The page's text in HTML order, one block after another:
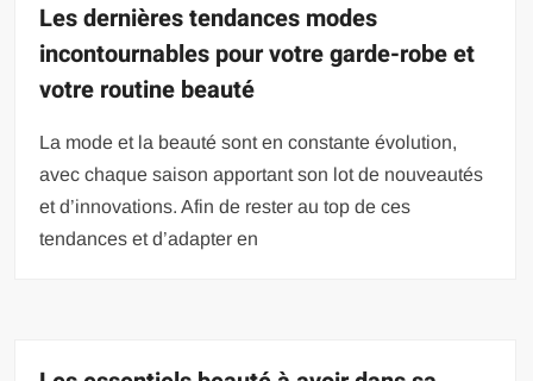
Les dernières tendances modes
incontournables pour votre garde-robe et
votre routine beauté
La mode et la beauté sont en constante évolution,
avec chaque saison apportant son lot de nouveautés
et d’innovations. Afin de rester au top de ces
tendances et d’adapter en